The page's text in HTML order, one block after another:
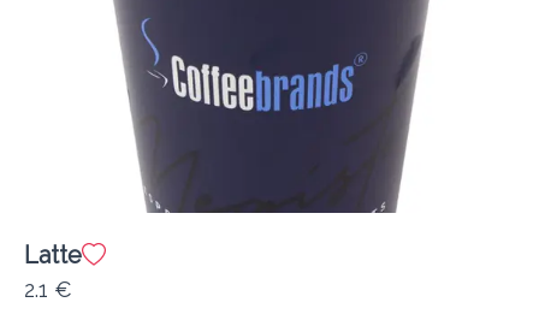
Εγγραφή
Coffeebrands Αθηνών 5
κλειστό
Latte
2.1 €